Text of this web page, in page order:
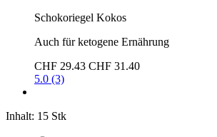
Schokoriegel Kokos
Auch für ketogene Ernährung
CHF 29.43 CHF 31.40
5.0 (3)
Inhalt: 15 Stk